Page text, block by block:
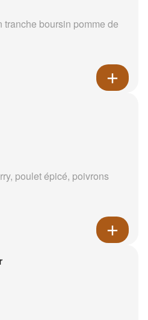
tranche boursin pomme de
poulet épicé, poivrons